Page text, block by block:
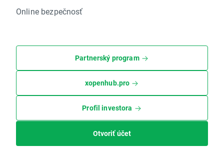
Online bezpečnosť
Partnerský program
xopenhub.pro
Profil investora
Otvoriť účet